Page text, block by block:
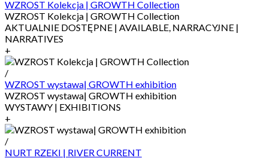
WZROST Kolekcja | GROWTH Collection
WZROST Kolekcja | GROWTH Collection
AKTUALNIE DOSTĘPNE | AVAILABLE, NARRACYJNE |
NARRATIVES
+
/
WZROST wystawa| GROWTH exhibition
WZROST wystawa| GROWTH exhibition
WYSTAWY | EXHIBITIONS
+
/
NURT RZEKI | RIVER CURRENT